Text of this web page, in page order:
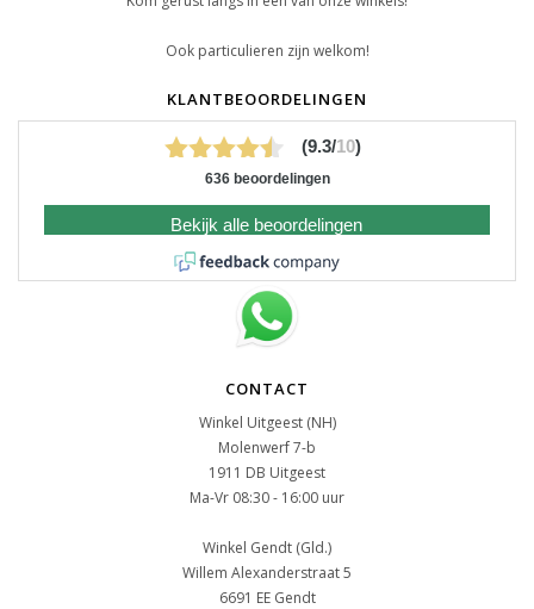
Ook particulieren zijn welkom!
KLANTBEOORDELINGEN
(9.3/10)
636 beoordelingen
Bekijk alle beoordelingen
CONTACT
Winkel Uitgeest (NH)
Molenwerf 7-b
1911 DB Uitgeest
Ma-Vr 08:30 - 16:00 uur
Winkel Gendt (Gld.)
Willem Alexanderstraat 5
6691 EE Gendt